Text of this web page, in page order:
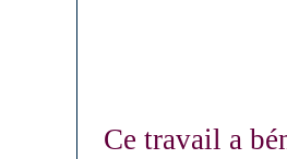
Ce travail a